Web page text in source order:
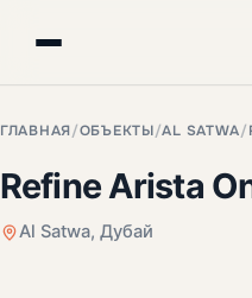
ГЛАВНАЯ/ОБЪЕКТЫ/AL SATWA/
Refine Arista
Al Satwa, Дубай